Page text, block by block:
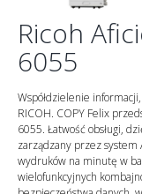
Ricoh
6055
Współdzielenie
RICOH. COPY Felix
6055. Łatwość obsługi,
zarządzany przez system
wydruków na minutę w
wielofunkcyjnych